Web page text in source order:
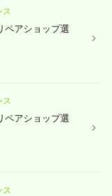
ス
ペアショップ選
ス
ペアショップ選
ス